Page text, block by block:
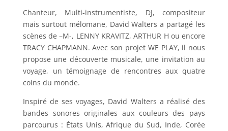
Chanteur, Multi-instrumentiste, DJ, compositeur
mais surtout mélomane, David Walters a partagé les
scènes de –M-, LENNY KRAVITZ, ARTHUR H ou encore
TRACY CHAPMANN. Avec son projet WE PLAY, il nous
propose une découverte musicale, une invitation au
voyage, un témoignage de rencontres aux quatre
coins du monde.
Inspiré de ses voyages, David Walters a réalisé des
bandes sonores originales aux couleurs des pays
parcourus : États Unis, Afrique du Sud, Inde, Corée